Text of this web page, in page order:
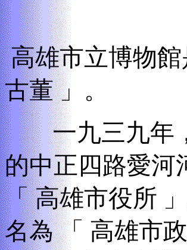
高雄市立博物館
古董 」。
一九三九年
的中正四路愛河
「 高雄市役所
名為 「 高雄市